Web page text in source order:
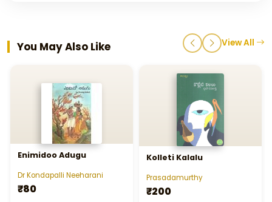
You May Also Like View All
Enimidoo Adugu
Dr Kondapalli Neeharani
₹80
Kolleti Kalalu
Prasadamurthy
₹200